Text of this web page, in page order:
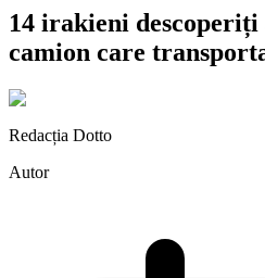
14 irakieni
camion care
Redacția Dotto
Autor